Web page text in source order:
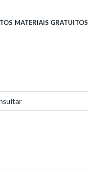
MATERIAIS GRATUITOS